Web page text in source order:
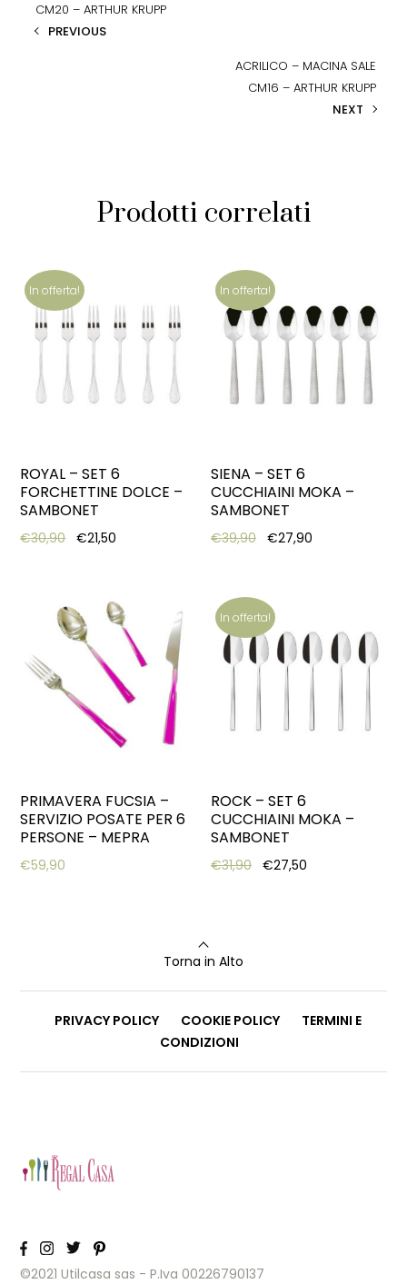
CM20 – ARTHUR KRUPP
PREVIOUS
ACRILICO – MACINA SALE
CM16 – ARTHUR KRUPP
NEXT
Prodotti correlati
In offerta!
ROYAL – SET 6
FORCHETTINE DOLCE –
SAMBONET
€30,90 Original price was: €30,90.
€21,50 Current price is: €21,50.
In offerta!
SIENA – SET 6
CUCCHIAINI MOKA –
SAMBONET
€39,90 Original price was:
€27,90
PRIMAVERA FUCSIA –
SERVIZIO POSATE PER 6
PERSONE – MEPRA
€59,90
In offerta!
ROCK – SET 6
CUCCHIAINI MOKA –
SAMBONET
€31,90 Original price was:
€27,50
Torna in Alto
PRIVACY POLICY COOKIE POLICY
TERMINI E
CONDIZIONI
©2021 Utilcasa sas - P.Iva 00226790137